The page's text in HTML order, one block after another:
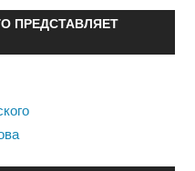
ПРЕДСТАВЛЯЕТ